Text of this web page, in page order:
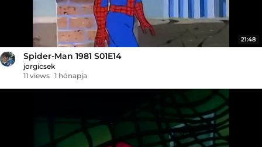
21:48
Spider-Man 1981 S01E14
jorgicsek
11 views 1 hónapja